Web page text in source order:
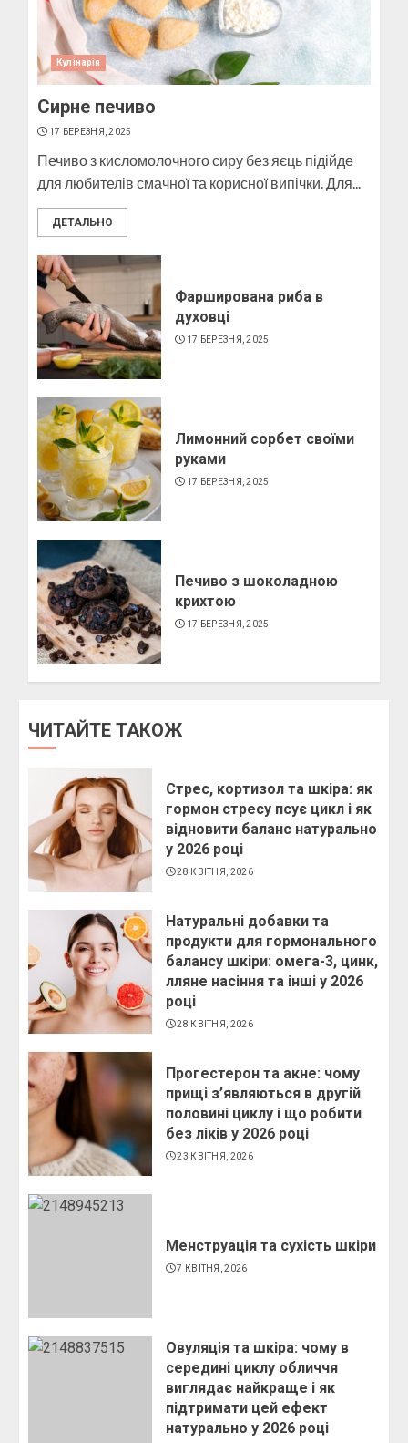
2
10 БЕРЕЗНЯ, 2025
4
Кулінарія
Сирне печиво
17 БЕРЕЗНЯ, 2025
Печиво з кисломолочного сиру без яєць підійде
для любителів смачної та корисної випічки. Для...
ДЕТАЛЬНО
Фарширована риба в
духовці
17 БЕРЕЗНЯ, 2025
Лимонний сорбет своїми
руками
17 БЕРЕЗНЯ, 2025
Печиво з шоколадною
крихтою
17 БЕРЕЗНЯ, 2025
ЧИТАЙТЕ ТАКОЖ
Стрес, кортизол та шкіра: як
гормон стресу псує цикл і як
відновити баланс натурально
у 2026 році
28 КВІТНЯ, 2026
Натуральні добавки та
продукти для гормонального
балансу шкіри: омега-3, цинк,
лляне насіння та інші у 2026
році
28 КВІТНЯ, 2026
Прогестерон та акне: чому
прищі з’являються в другій
половині циклу і що робити
без ліків у 2026 році
23 КВІТНЯ, 2026
Менструація та сухість шкіри
7 КВІТНЯ, 2026
Овуляція та шкіра: чому в
середині циклу обличчя
виглядає найкраще і як
підтримати цей ефект
натурально у 2026 році